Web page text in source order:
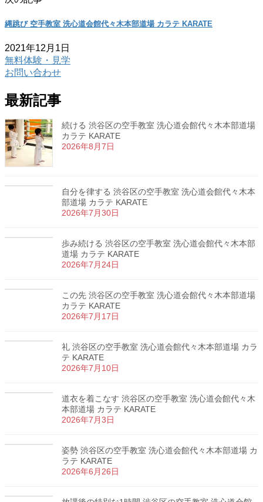
縄跳び 空手教室 洗心道会館代々木本部道場 カラテ KARATE
2021年12月1日
無料体験・見学
お問い合わせ
最新記事
続ける 渋谷区の空手教室 洗心道会館代々木本部道場
カラテ KARATE
2026年8月7日
自分を律する 渋谷区の空手教室 洗心道会館代々木本
部道場 カラテ KARATE
2026年7月30日
歩み続ける 渋谷区の空手教室 洗心道会館代々木本部
道場 カラテ KARATE
2026年7月24日
この先 渋谷区の空手教室 洗心道会館代々木本部道場
カラテ KARATE
2026年7月17日
礼 渋谷区の空手教室 洗心道会館代々木本部道場 カラ
テ KARATE
2026年7月10日
道衣を着こなす 渋谷区の空手教室 洗心道会館代々木
本部道場 カラテ KARATE
2026年7月3日
姿勢 渋谷区の空手教室 洗心道会館代々木本部道場 カ
ラテ KARATE
2026年6月26日